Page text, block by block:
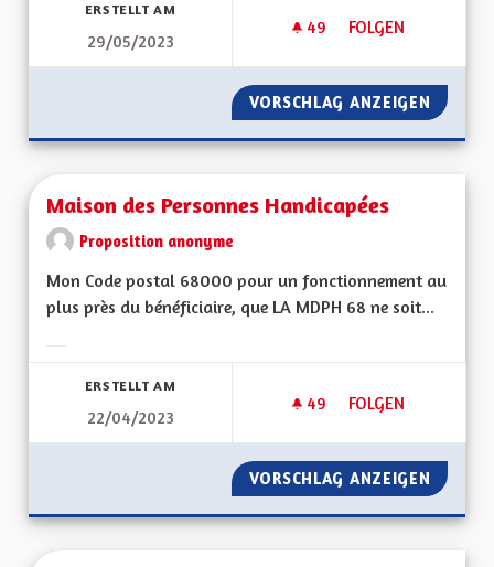
ERSTELLT AM
29/05/2023
49 49 FOLLOWER
FOLGEN
ATOUTS ET
VORSCHLAG ANZEIGEN
Maison des Personnes Handicapées
Proposition anonyme
Mon Code postal 68000 pour un fonctionnement au
plus près du bénéficiaire, que LA MDPH 68 ne soit...
ERSTELLT AM
22/04/2023
49 49 FOLLOWER
FOLGEN
MAISON DES
VORSCHLAG ANZEIGEN